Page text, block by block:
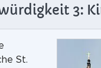
3:
St.